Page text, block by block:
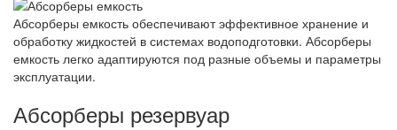
Абсорберы емкость обеспечивают эффективное хранение и
обработку жидкостей в системах водоподготовки. Абсорберы
емкость легко адаптируются под разные объемы и параметры
эксплуатации.
Абсорберы резервуар